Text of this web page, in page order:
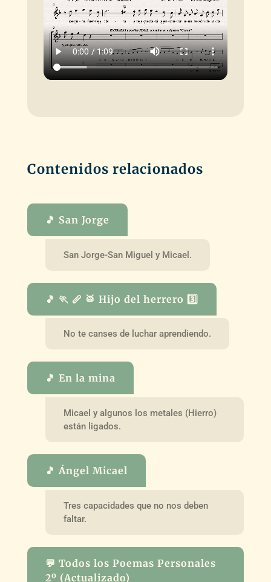
Contenidos relacionados
🎵 San Jorge
San Jorge-San Miguel y Micael.
🎵 🏃 🪈 🥁 Hijo del herrero 3️⃣
No te canses de luchar aprendiendo.
🎵 En la mina
Micael y algunos los metales (Hierro)
están ligados.
🎵 Ángel Micael
Tres capacidades que no nos deben
faltar.
💬 Todos los Poemas Personales
2º (Actualizado)